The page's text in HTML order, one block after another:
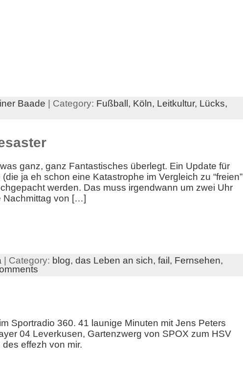
Baade | Category: Fußball, Köln, Leitkultur, Lücks,
ganz, ganz Fantastisches überlegt. Ein Update für
ja eh schon eine Katastrophe im Vergleich zu “freien”
werden. Das muss irgendwann um zwei Uhr
Nachmittag von […]
| Category: blog, das Leben an sich, fail, Fernsehen,
Sportradio 360. 41 launige Minuten mit Jens Peters
04 Leverkusen, Gartenzwerg von SPOX zum HSV
effezh von mir.